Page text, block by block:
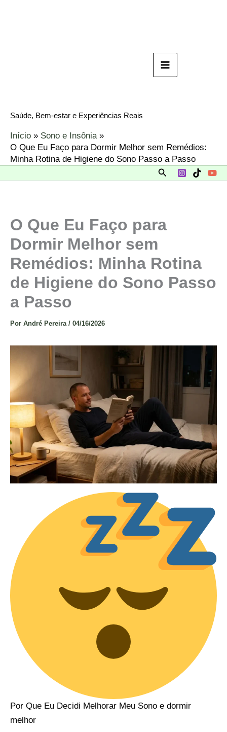
Saúde, Bem-estar e Experiências Reais
Início
Sono e Insônia
O Que Eu Faço para Dormir Melhor sem Remédios:
Minha Rotina de Higiene do Sono Passo a Passo
Pesquisar
O Que Eu Faço para
Dormir Melhor sem
Remédios: Minha Rotina
de Higiene do Sono Passo
a Passo
Por André Pereira / 04/16/2026
Por Que Eu Decidi Melhorar Meu Sono e dormir
melhor